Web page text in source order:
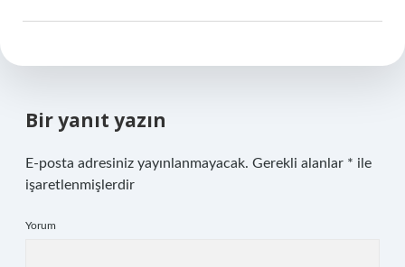
Bir yanıt yazın
E-posta adresiniz yayınlanmayacak. Gerekli alanlar * ile
işaretlenmişlerdir
Yorum